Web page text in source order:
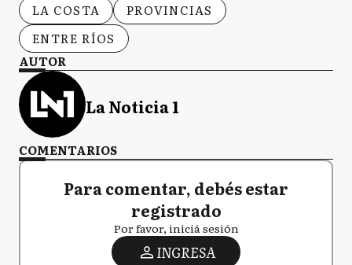
LA COSTA
PROVINCIAS
ENTRE RÍOS
AUTOR
La Noticia 1
COMENTARIOS
Para comentar, debés estar
registrado
Por favor, iniciá sesión
INGRESA